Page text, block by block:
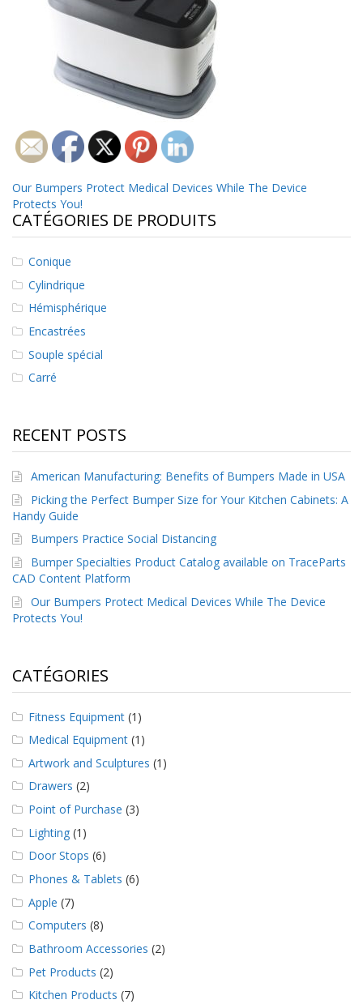
i
v
l
e
n
c
e
e
r
i
c
e
s
Q
B
l
o
g
e
C
o
m
m
q
u
z
a
v
e
n
o
s
Navigation
de
l’article
Our Bumpers Protect Medical Devices While The Device
Protects You!
CATÉGORIES DE PRODUITS
Conique
Cylindrique
Hémisphérique
Encastrées
Souple spécial
Carré
RECENT POSTS
American Manufacturing: Benefits of Bumpers Made in USA
Picking the Perfect Bumper Size for Your Kitchen Cabinets: A
Handy Guide
Bumpers Practice Social Distancing
Bumper Specialties Product Catalog available on TraceParts
CAD Content Platform
Our Bumpers Protect Medical Devices While The Device
Protects You!
CATÉGORIES
Fitness Equipment (1)
Medical Equipment (1)
Artwork and Sculptures (1)
Drawers (2)
Point of Purchase (3)
Lighting (1)
Door Stops (6)
Phones & Tablets (6)
Apple (7)
Computers (8)
Bathroom Accessories (2)
Pet Products (2)
Kitchen Products (7)